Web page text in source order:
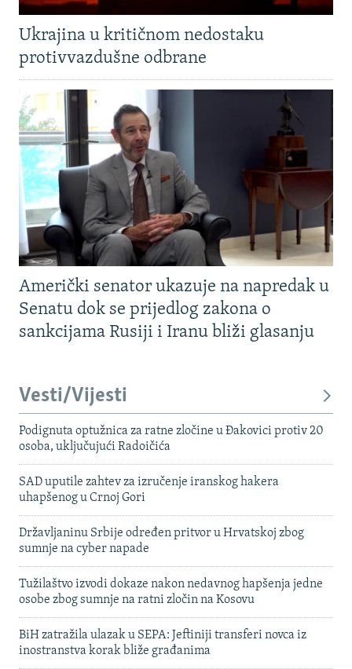
Ukrajina u kritičnom nedostaku
protivvazdušne odbrane
Američki senator ukazuje na napredak u
Senatu dok se prijedlog zakona o
sankcijama Rusiji i Iranu bliži glasanju
Vesti/Vijesti
Podignuta optužnica za ratne zločine u Đakovici protiv 20
osoba, uključujući Radoičića
SAD uputile zahtev za izručenje iranskog hakera
uhapšenog u Crnoj Gori
Državljaninu Srbije određen pritvor u Hrvatskoj zbog
sumnje na cyber napade
Tužilaštvo izvodi dokaze nakon nedavnog hapšenja jedne
osobe zbog sumnje na ratni zločin na Kosovu
BiH zatražila ulazak u SEPA: Jeftiniji transferi novca iz
inostranstva korak bliže građanima